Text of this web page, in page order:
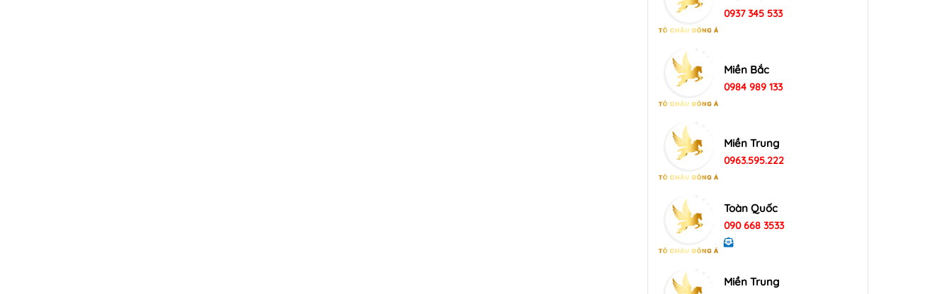
0937 345 533
Miền Bắc
0984 989 133
Miền Trung
0963.595.222
Toàn Quốc
090 668 3533
Miền Trung